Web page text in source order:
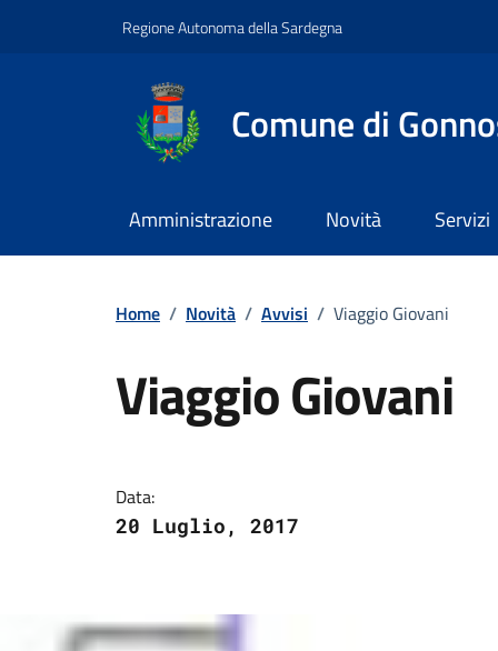
Regione Autonoma della Sardegna
Comune di
Amministrazione Novità Servizi
Home / Novità / Avvisi / Viaggio Giovani
Viaggio Giovani
Data:
20 Luglio, 2017